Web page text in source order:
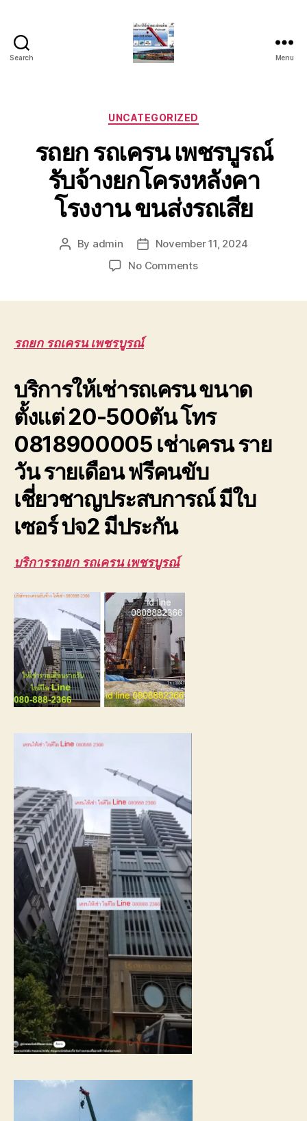
Search
รถ
เครน
รถ
เฮี๊ยบ
รถ
สไลด์
ขนส่ง
เครื่องจักร
0818900005
Menu
Categories
UNCATEGORIZED
รถยก รถเครน เพชรบูรณ์
รับจ้างยกโครงหลังคา
โรงงาน ขนส่งรถเสีย
Post
By admin
Post
date
November 11, 2024
No Commentson
หลังคา
โรงงาน
ขนส่ง
เสีย
รถยก รถเครน เพชรบูรณ์
บริการให้เช่ารถเครน ขนาด
ตั้งแต่ 20-500ตัน โทร
0818900005 เช่าเครน ราย
วัน รายเดือน ฟรีคนขับ
เชี่ยวชาญประสบการณ์ มีใบ
เซอร์ ปจ2 มีประกัน
บริการรถยก รถเครน เพชรบูรณ์